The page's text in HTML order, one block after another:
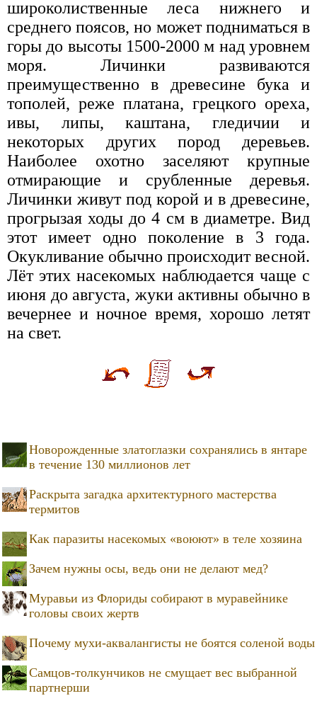
широколиственные леса нижнего и
среднего поясов, но может подниматься в
горы до высоты 1500-2000 м над уровнем
моря. Личинки развиваются
преимущественно в древесине бука и
тополей, реже платана, грецкого ореха,
ивы, липы, каштана, гледичии и
некоторых других пород деревьев.
Наиболее охотно заселяют крупные
отмирающие и срубленные деревья.
Личинки живут под корой и в древесине,
прогрызая ходы до 4 см в диаметре. Вид
этот имеет одно поколение в 3 года.
Окукливание обычно происходит весной.
Лёт этих насекомых наблюдается чаще с
июня до августа, жуки активны обычно в
вечернее и ночное время, хорошо летят
на свет.
Новорожденные златоглазки сохранялись в янтаре
в течение 130 миллионов лет
Раскрыта загадка архитектурного мастерства
термитов
Как паразиты насекомых «воюют» в теле хозяина
Зачем нужны осы, ведь они не делают мед?
Муравьи из Флориды собирают в муравейнике
головы своих жертв
Почему мухи-аквалангисты не боятся соленой воды
Самцов-толкунчиков не смущает вес выбранной
партнерши